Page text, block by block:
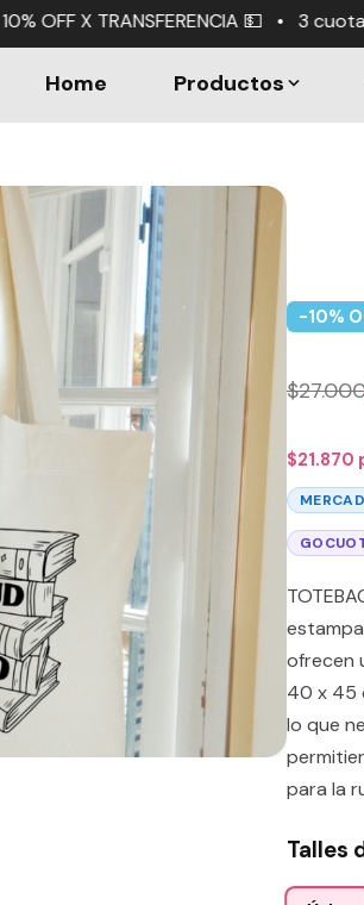
💵 • 3 cuotas sin interés 🧸 💳
Home Productos
-10%
$
$21.870
ofrecen
40 x 45
lo que
para la
Talles